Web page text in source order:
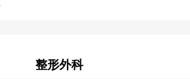
整形外科